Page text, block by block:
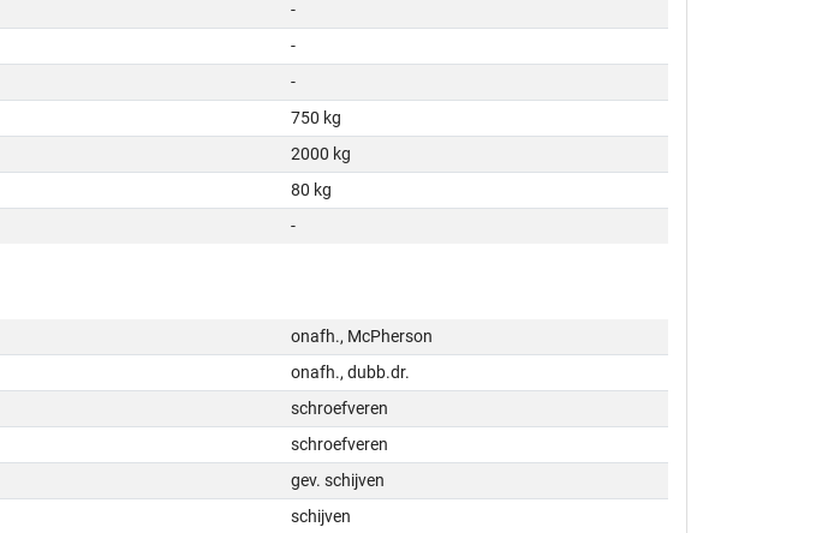
-
-
-
750 kg
2000 kg
80 kg
-
onafh., McPherson
onafh., dubb.dr.
schroefveren
schroefveren
gev. schijven
schijven